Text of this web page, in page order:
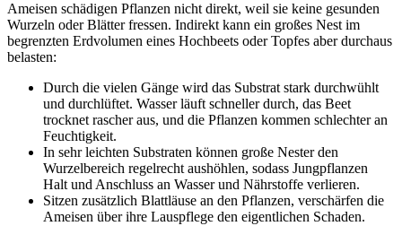
Ameisen schädigen Pflanzen nicht direkt, weil sie keine gesunden
Wurzeln oder Blätter fressen. Indirekt kann ein großes Nest im
begrenzten Erdvolumen eines Hochbeets oder Topfes aber durchaus
belasten:
Durch die vielen Gänge wird das Substrat stark durchwühlt
und durchlüftet. Wasser läuft schneller durch, das Beet
trocknet rascher aus, und die Pflanzen kommen schlechter an
Feuchtigkeit.
In sehr leichten Substraten können große Nester den
Wurzelbereich regelrecht aushöhlen, sodass Jungpflanzen
Halt und Anschluss an Wasser und Nährstoffe verlieren.
Sitzen zusätzlich Blattläuse an den Pflanzen, verschärfen die
Ameisen über ihre Lauspflege den eigentlichen Schaden.